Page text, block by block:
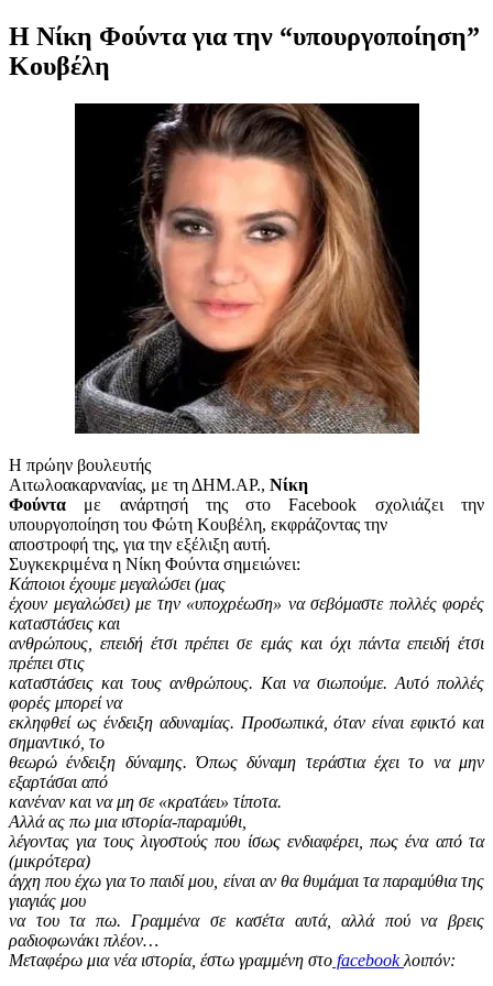
Η Νίκη Φούντα για την “υπουργοποίηση”
Κουβέλη
Η πρώην βουλευτής
Αιτωλοακαρνανίας, με τη ΔΗΜ.ΑΡ., Νίκη
Φούντα με ανάρτησή της στοFacebook
σχολιάζει την
υπουργοποίηση του Φώτη Κουβέλη, εκφράζοντας την
αποστροφή της, για την εξέλιξη αυτή.
Συγκεκριμένα η Νίκη Φούντα σημειώνει:
Κάποιοι έχουμε μεγαλώσει (μας
έχουν μεγαλώσει) με την «υποχρέωση» να σεβόμαστε πολλές φορές
καταστάσεις και
ανθρώπους, επειδή έτσι πρέπει σε εμάς και όχι πάντα επειδή έτσι
πρέπει στις
καταστάσεις και τους ανθρώπους. Και να σιωπούμε. Αυτό πολλές
φορές μπορεί να
εκληφθεί ως ένδειξη αδυναμίας. Προσωπικά, όταν είναι εφικτό και
σημαντικό, το
θεωρώ ένδειξη δύναμης. Όπως δύναμη τεράστια έχει το να μην
εξαρτάσαι από
κανέναν και να μη σε «κρατάει» τίποτα.
Αλλά ας πω μια ιστορία-παραμύθι,
λέγοντας για τους λιγοστούς που ίσως ενδιαφέρει, πως ένα από τα
(μικρότερα)
άγχη που έχω για το παιδί μου, είναι αν θα θυμάμαι τα παραμύθια της
γιαγιάς μου
να του τα πω. Γραμμένα σε κασέτα αυτά, αλλά πού να βρεις
ραδιοφωνάκι πλέον…
Μεταφέρω μια νέα ιστορία, έστω γραμμένη στο facebook λοιπόν: